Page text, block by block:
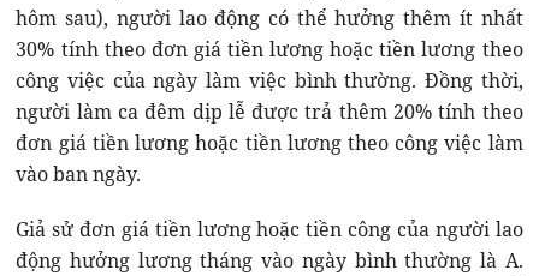
hôm sau), người lao động có thể hưởng thêm ít nhất
30% tính theo đơn giá tiền lương hoặc tiền lương theo
công việc của ngày làm việc bình thường. Đồng thời,
người làm ca đêm dịp lễ được trả thêm 20% tính theo
đơn giá tiền lương hoặc tiền lương theo công việc làm
vào ban ngày.
Giả sử đơn giá tiền lương hoặc tiền công của người lao
động hưởng lương tháng vào ngày bình thường là A.